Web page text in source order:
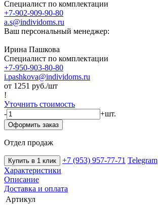
Специалист по комплектации
+7-902-909-90-80
a.s@individoms.ru
Ваш персональный менеджер:
Ирина Пашкова
Специалист по комплектации
+7-950-903-80-80
i.pashkova@individoms.ru
от 1251 руб./шт
!
Уточнить стоимость
-
+шт.
Оформить заказ
Отдел продаж
Купить в 1 клик +7 (953) 957-77-71 Telegram
Характеристики
Описание
Доставка и оплата
Артикул